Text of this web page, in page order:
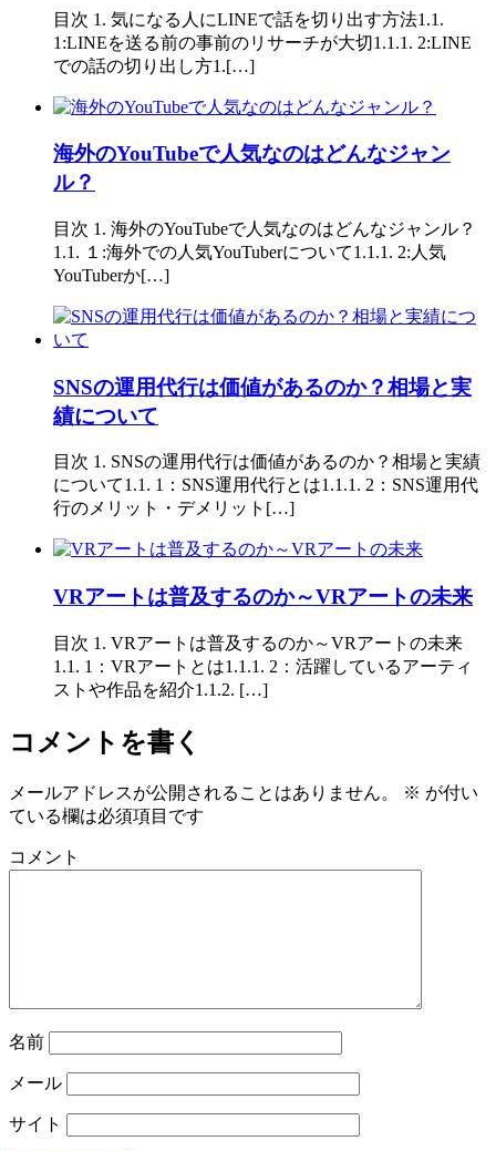
目次 1. 気になる人にLINEで話を切り出す方法1.1.
1:LINEを送る前の事前のリサーチが大切1.1.1. 2:LINE
での話の切り出し方1.[…]
海外のYouTubeで人気なのはどんなジャン
ル？
目次 1. 海外のYouTubeで人気なのはどんなジャンル？
1.1. １:海外での人気YouTuberについて1.1.1. 2:人気
YouTuberか[…]
SNSの運用代行は価値があるのか？相場と実
績について
目次 1. SNSの運用代行は価値があるのか？相場と実績
について1.1. 1：SNS運用代行とは1.1.1. 2：SNS運用代
行のメリット・デメリット[…]
VRアートは普及するのか～VRアートの未来
目次 1. VRアートは普及するのか～VRアートの未来
1.1. 1：VRアートとは1.1.1. 2：活躍しているアーティ
ストや作品を紹介1.1.2. […]
コメントを書く
メールアドレスが公開されることはありません。 ※ が付い
ている欄は必須項目です
コメント
名前
メール
サイト